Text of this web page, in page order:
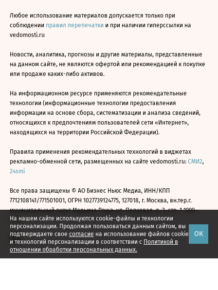
На нашем сайте используются cookie-файлы и технологии
персонализации. Продолжая пользоваться данным сайтом, вы
подтверждаете свое согласие на использование файлов cookie
и технологий персонализации в соответствии с Политикой в
отношении обработки персональных данных.
ОК
Любое использование материалов допускается только при
соблюдении правил перепечатки и при наличии гиперссылки на
vedomosti.ru
Новости, аналитика, прогнозы и другие материалы, представленные
на данном сайте, не являются офертой или рекомендацией к покупке
или продаже каких-либо активов.
На информационном ресурсе применяются рекомендательные
технологии (информационные технологии предоставления
информации на основе сбора, систематизации и анализа сведений,
относящихся к предпочтениям пользователей сети «Интернет»,
находящихся на территории Российской Федерации).
Правила применения рекомендательных технологий в виджетах
рекламно-обменной сети, размещенных на сайте vedomosti.ru: СМИ2,
24smi
Все права защищены © АО Бизнес Ньюс Медиа, ИНН/КПП
7712108141/771501001, ОГРН 1027739124775, 127018, г. Москва, вн.тер.г.
муниципальный округ Марьина Роща, ул. Полковая, д. 3, стр. 1 1999—
2026